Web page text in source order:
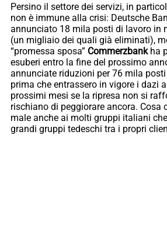
Persino il settore dei servizi, in
non è immune alla crisi: Deutsche
annunciato 18 mila posti di lavoro in
(un migliaio dei quali già eliminati),
“promessa sposa” Commerzbankha
esuberi entro la fine del prossimo
annunciate riduzioni per 76 mila
prima che entrassero in vigore i dazi
prossimi mesi se la ripresa non si
rischiano di peggiorare ancora. Cosa
male anche ai molti gruppi italiani
grandi gruppi tedeschi tra i propri